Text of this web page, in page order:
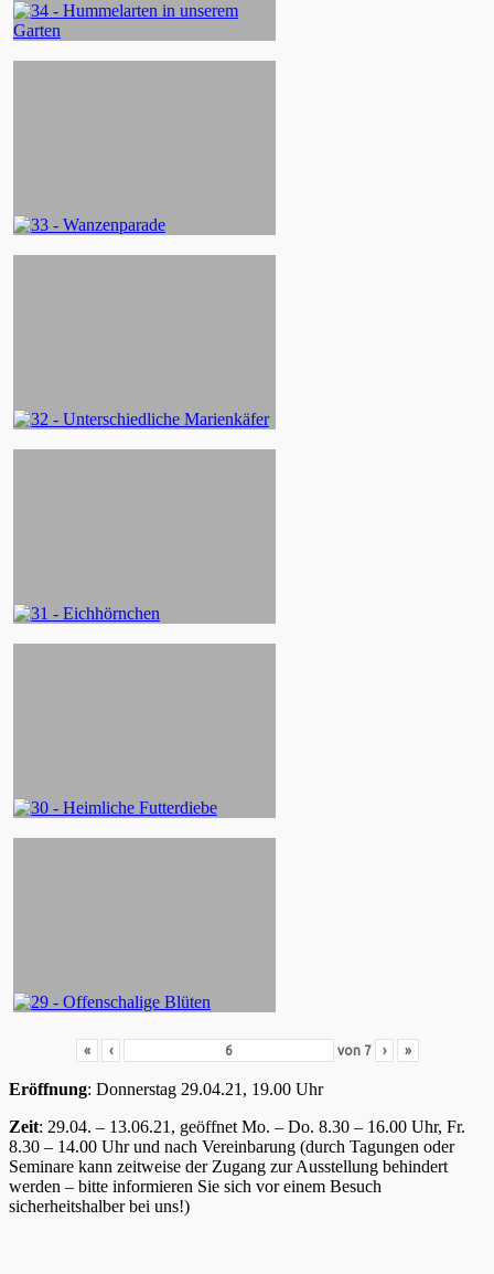
« ‹ von 7 › »
Eröffnung: Donnerstag 29.04.21, 19.00 Uhr
Zeit: 29.04. – 13.06.21, geöffnet Mo. – Do. 8.30 – 16.00 Uhr, Fr.
8.30 – 14.00 Uhr und nach Vereinbarung (durch Tagungen oder
Seminare kann zeitweise der Zugang zur Ausstellung behindert
werden – bitte informieren Sie sich vor einem Besuch
sicherheitshalber bei uns!)